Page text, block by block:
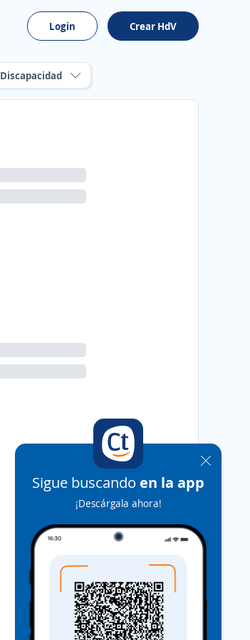
Login Crear HdV
Discapacidad
Sigue buscando en la app
¡Descárgala ahora!